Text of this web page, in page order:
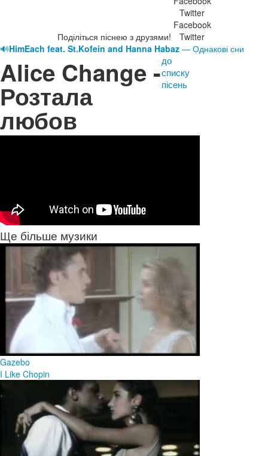
Поділіться піснею з друзями!
Twitter
Facebook
Twitter
🔊HimEach feat. St.Kofein and Hanna Habaz — Однакові сни
Alice Change -
Розтала
любов
до
списку
пісень
Ще більше музики
Gazebo
I Like Chopin